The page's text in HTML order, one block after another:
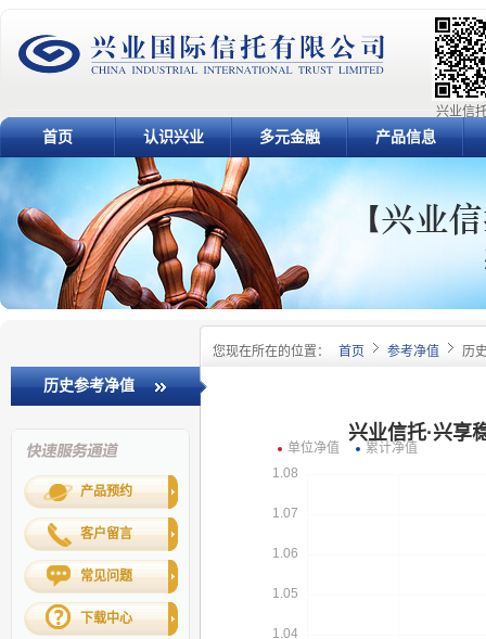
兴业信
首页 认识兴业 多元金融 产品信息
您现在所在的位置： 首页 参考净值 历
历史参考净值
产品预约
客户留言
常见问题
下载中心